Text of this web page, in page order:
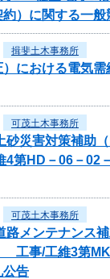
）に関する一般
揖斐土木事務所
における電気
可茂土木事務所
砂災害対策補助
4第HD－06－02
可茂土木事務所
路メンテナンス
工事/工維3第
公告